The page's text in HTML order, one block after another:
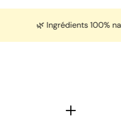
🌿 Ingrédients 100% naturel